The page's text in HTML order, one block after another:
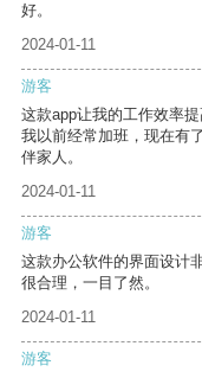
好。
2024-01-11
游客
这款app让我的工作效率
我以前经常加班，现在有
伴家人。
2024-01-11
游客
这款办公软件的界面设计
很合理，一目了然。
2024-01-11
游客